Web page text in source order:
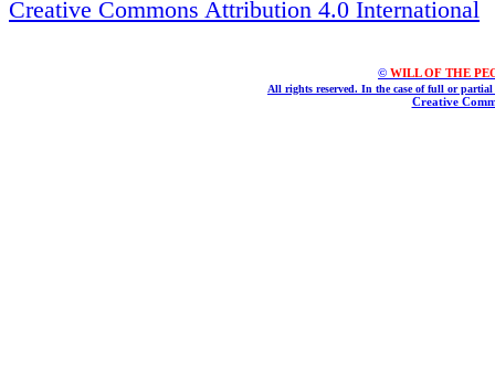
Creative Commons Attribution 4.0 International
© WILL OF THE
All rights reserved. In the case of full or
Creative